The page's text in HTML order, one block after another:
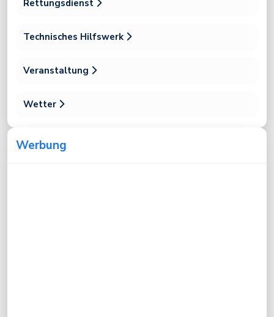
Rettungsdienst
Technisches Hilfswerk
Veranstaltung
Wetter
Werbung